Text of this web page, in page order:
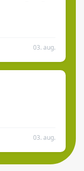
03. aug.
03. aug.